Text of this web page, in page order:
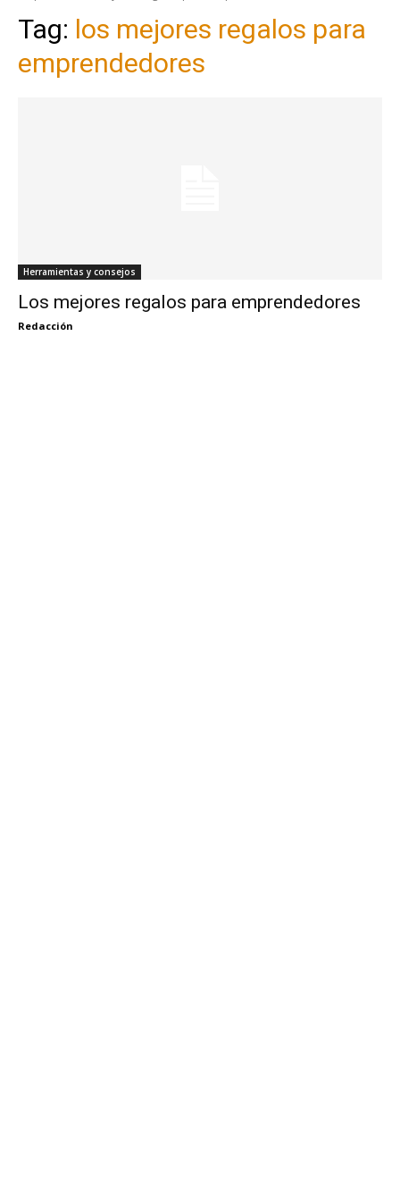
Tag: los mejores regalos para
emprendedores
Herramientas y consejos
Los mejores regalos para emprendedores
Redacción